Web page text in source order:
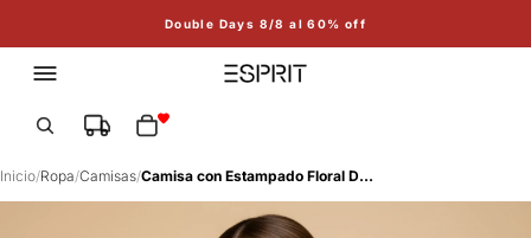
Double Days 8/8 al 60% off
Inicio/Ropa/Camisas/ Camisa con Estampado Floral Delicado - Azul